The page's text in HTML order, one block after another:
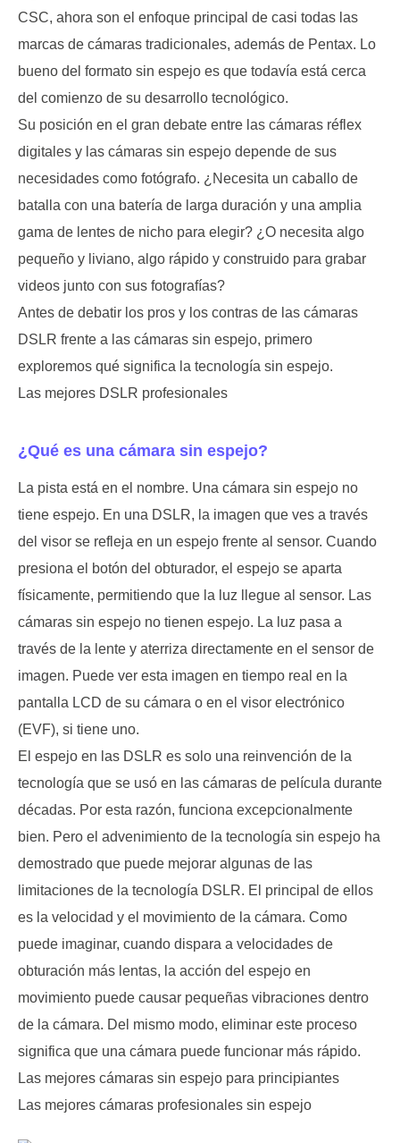
CSC, ahora son el enfoque principal de casi todas las
marcas de cámaras tradicionales, además de Pentax. Lo
bueno del formato sin espejo es que todavía está cerca
del comienzo de su desarrollo tecnológico.
Su posición en el gran debate entre las cámaras réflex
digitales y las cámaras sin espejo depende de sus
necesidades como fotógrafo. ¿Necesita un caballo de
batalla con una batería de larga duración y una amplia
gama de lentes de nicho para elegir? ¿O necesita algo
pequeño y liviano, algo rápido y construido para grabar
videos junto con sus fotografías?
Antes de debatir los pros y los contras de las cámaras
DSLR frente a las cámaras sin espejo, primero
exploremos qué significa la tecnología sin espejo.
Las mejores DSLR profesionales
¿Qué es una cámara sin espejo?
La pista está en el nombre. Una cámara sin espejo no
tiene espejo. En una DSLR, la imagen que ves a través
del visor se refleja en un espejo frente al sensor. Cuando
presiona el botón del obturador, el espejo se aparta
físicamente, permitiendo que la luz llegue al sensor. Las
cámaras sin espejo no tienen espejo. La luz pasa a
través de la lente y aterriza directamente en el sensor de
imagen. Puede ver esta imagen en tiempo real en la
pantalla LCD de su cámara o en el visor electrónico
(EVF), si tiene uno.
El espejo en las DSLR es solo una reinvención de la
tecnología que se usó en las cámaras de película durante
décadas. Por esta razón, funciona excepcionalmente
bien. Pero el advenimiento de la tecnología sin espejo ha
demostrado que puede mejorar algunas de las
limitaciones de la tecnología DSLR. El principal de ellos
es la velocidad y el movimiento de la cámara. Como
puede imaginar, cuando dispara a velocidades de
obturación más lentas, la acción del espejo en
movimiento puede causar pequeñas vibraciones dentro
de la cámara. Del mismo modo, eliminar este proceso
significa que una cámara puede funcionar más rápido.
Las mejores cámaras sin espejo para principiantes
Las mejores cámaras profesionales sin espejo